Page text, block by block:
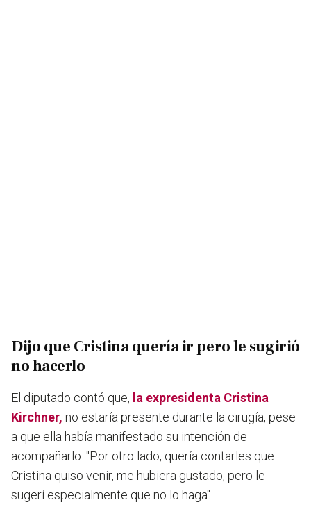
Dijo que Cristina quería ir pero le sugirió
no hacerlo
El diputado contó que, la expresidenta Cristina
Kirchner, no estaría presente durante la cirugía, pese
a que ella había manifestado su intención de
acompañarlo. "Por otro lado, quería contarles que
Cristina quiso venir, me hubiera gustado, pero le
sugerí especialmente que no lo haga".